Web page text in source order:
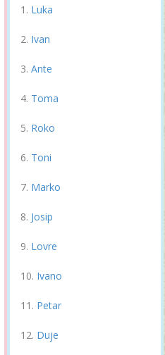
Luka
Ivan
Ante
Toma
Roko
Toni
Marko
Josip
Lovre
Ivano
Petar
Duje